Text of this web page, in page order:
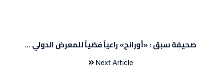
صحيفة سبق : «أورانج» راعياً فضياً للمعرض الدولي ...
Next Article